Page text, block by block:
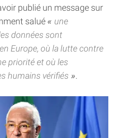
publié un message sur
salué
une
données sont
Europe, où la lutte contre
priorité et où les
humains vérifiés
.